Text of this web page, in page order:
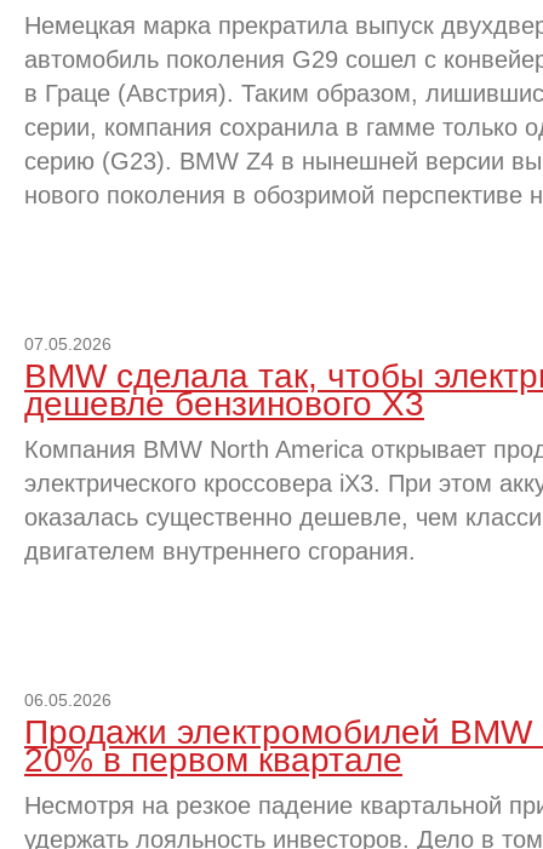
Немецкая марка прекратила выпуск
автомобиль поколения G29 сошел с
в Граце (Австрия). Таким образом,
серии, компания сохранила в гамме только
серию (G23). BMW Z4 в нынешней версии
нового поколения в обозримой перспективе
07.05.2026
BMW сделала так, чтобы
дешевле бензинового X3
Компания BMW North America открывает
электрического кроссовера iX3. При этом
оказалась существенно дешевле, чем
двигателем внутреннего сгорания.
06.05.2026
Продажи электромобилей BMW
20% в первом квартале
Несмотря на резкое падение квартальной
удержать лояльность инвесторов. Дело в